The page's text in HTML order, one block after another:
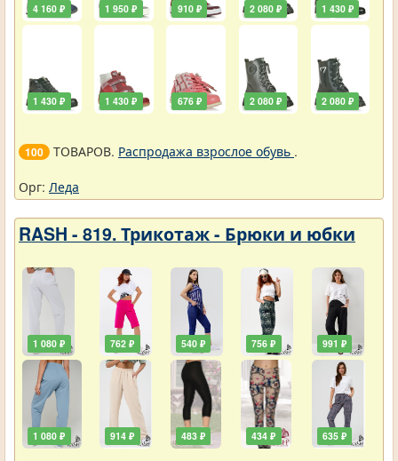
4 160 ₽
1 430 ₽
1 950 ₽
1 430 ₽
910 ₽
676 ₽
2 080 ₽
2 080 ₽
1 430 ₽
2 080 ₽
100 ТОВАРОВ. Распродажа взрослое обувь .
Орг: Леда
RASH - 819. Трикотаж - Брюки и юбки
1 080 ₽
1 080 ₽
762 ₽
914 ₽
540 ₽
483 ₽
756 ₽
434 ₽
991 ₽
635 ₽